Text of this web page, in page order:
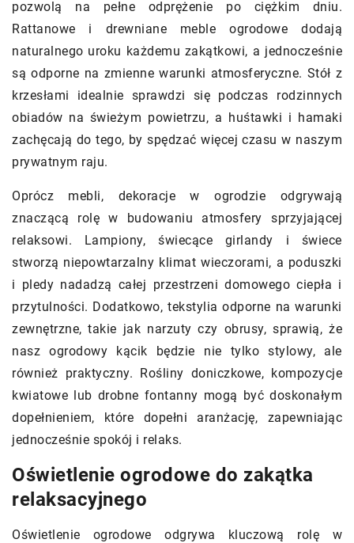
pozwolą na pełne odprężenie po ciężkim dniu.
Rattanowe i drewniane meble ogrodowe dodają
naturalnego uroku każdemu zakątkowi, a jednocześnie
są odporne na zmienne warunki atmosferyczne. Stół z
krzesłami idealnie sprawdzi się podczas rodzinnych
obiadów na świeżym powietrzu, a huśtawki i hamaki
zachęcają do tego, by spędzać więcej czasu w naszym
prywatnym raju.
Oprócz mebli, dekoracje w ogrodzie odgrywają
znaczącą rolę w budowaniu atmosfery sprzyjającej
relaksowi. Lampiony, świecące girlandy i świece
stworzą niepowtarzalny klimat wieczorami, a poduszki
i pledy nadadzą całej przestrzeni domowego ciepła i
przytulności. Dodatkowo, tekstylia odporne na warunki
zewnętrzne, takie jak narzuty czy obrusy, sprawią, że
nasz ogrodowy kącik będzie nie tylko stylowy, ale
również praktyczny. Rośliny doniczkowe, kompozycje
kwiatowe lub drobne fontanny mogą być doskonałym
dopełnieniem, które dopełni aranżację, zapewniając
jednocześnie spokój i relaks.
Oświetlenie ogrodowe do zakątka
relaksacyjnego
Oświetlenie ogrodowe odgrywa kluczową rolę w